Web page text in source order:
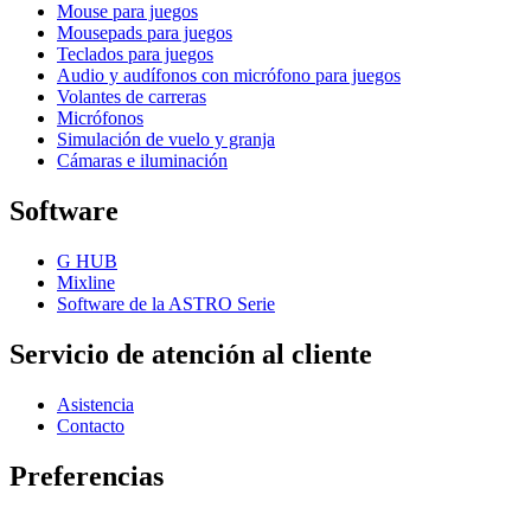
Mouse para juegos
Mousepads para juegos
Teclados para juegos
Audio y audífonos con micrófono para juegos
Volantes de carreras
Micrófonos
Simulación de vuelo y granja
Cámaras e iluminación
Software
G HUB
Mixline
Software de la ASTRO Serie
Servicio de atención al cliente
Asistencia
Contacto
Preferencias